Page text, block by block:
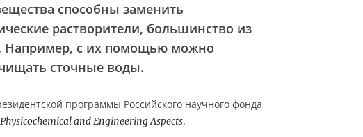
способны заменить
растворители, большинство из
Например, с их помощью можно
сточные воды.
программы Российского научного фонда
and Engineering Aspects.